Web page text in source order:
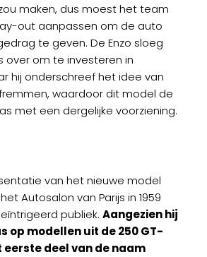
maken, dus moest het team
out aanpassen om de auto
te geven. De Enzo sloeg
over om te investeren in
hij onderschreef het idee van
waardoor dit model de
met een dergelijke voorziening.
van het nieuwe model
Autosalon van Parijs in 1959
publiek. Aangezien hij
op modellen uit de 250 GT-
eerste deel van de naam